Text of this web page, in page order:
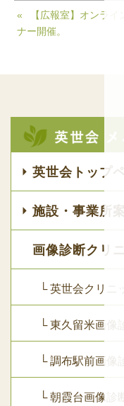
【広報室】オンライ
ナー開催。
英世会トップペ
施設・事業所案
画像診断クリニ
└ 英世会クリニ
└ 東久留米画像
└ 調布駅前画像
└ 朝霞台画像診